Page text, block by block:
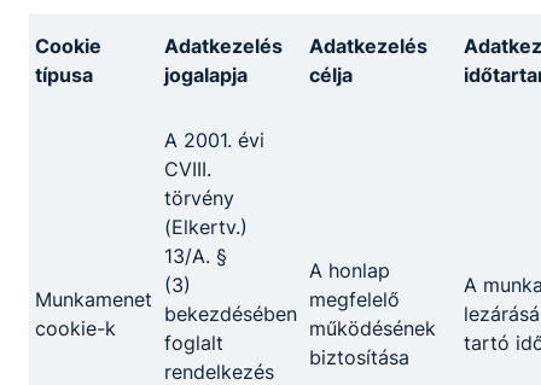
Cookie
típusa
Adatkezelés
jogalapja
Adatkezelés
célja
Munkamenet
cookie-k
A 2001. évi
CVIII.
törvény
(Elkertv.)
13/A. §
(3)
bekezdésében
foglalt
rendelkezés
A honlap
megfelelő
működésének
biztosítása
A
tartó